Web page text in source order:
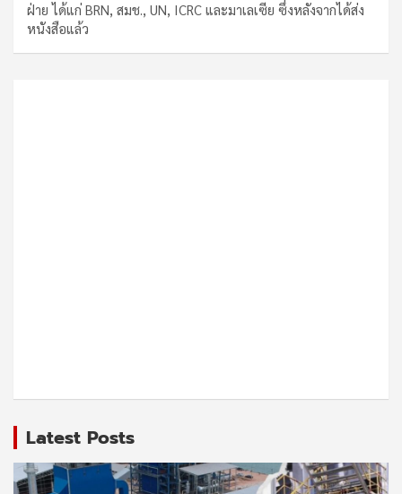
ฝ่าย ได้แก่ BRN, สมช., UN, ICRC และมาเลเซีย ซึ่งหลังจากได้ส่ง
หนังสือแล้ว
Latest Posts